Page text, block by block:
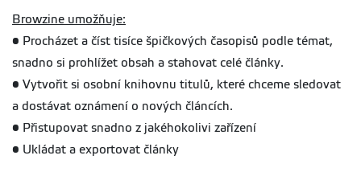
Browzine umožňuje:
• Procházet a číst tisíce špičkových časopisů podle témat,
snadno si prohlížet obsah a stahovat celé články.
• Vytvořit si osobní knihovnu titulů, které chceme sledovat
a dostávat oznámení o nových článcích.
• Přistupovat snadno z jakéhokolivi zařízení
• Ukládat a exportovat články